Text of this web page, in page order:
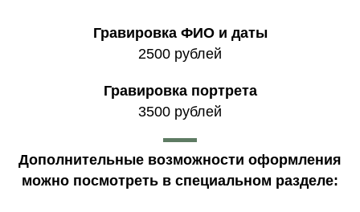
Гравировка ФИО и даты
2500 рублей
Гравировка портрета
3500 рублей
Дополнительные возможности оформления
можно посмотреть в специальном разделе: